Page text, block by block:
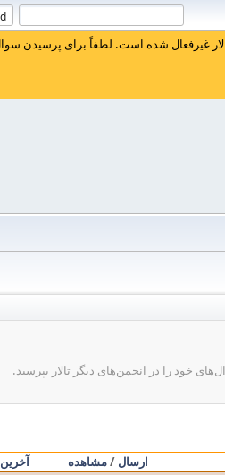
غیرفعال شده است. لطفاً برای پرسیدن
خود را در انجمن‌های دیگر تالار بپرسید.
ارسال /مشاهده